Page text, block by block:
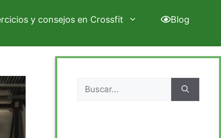
y consejos en Crossfit Blog
Buscar: